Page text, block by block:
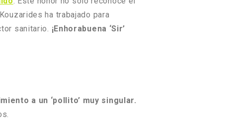
ha trabajado para
sanitario. ¡Enhorabuena ‘Sir’
a un ‘pollito’ muy singular.